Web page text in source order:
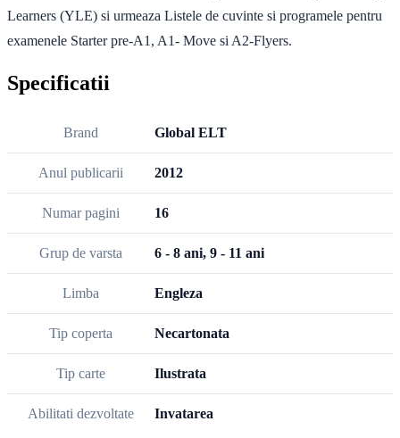
Learners (YLE) si urmeaza Listele de cuvinte si programele pentru
examenele Starter pre-A1, A1- Move si A2-Flyers.
Specificatii
Brand Global ELT
Anul publicarii 2012
Numar pagini 16
Grup de varsta 6 - 8 ani, 9 - 11 ani
Limba Engleza
Tip coperta Necartonata
Tip carte Ilustrata
Abilitati dezvoltate Invatarea